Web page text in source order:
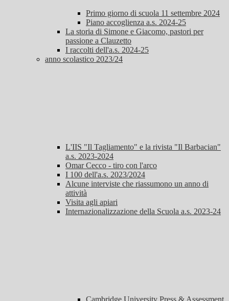
Primo giorno di scuola 11 settembre 2024
Piano accoglienza a.s. 2024-25
La storia di Simone e Giacomo, pastori per
passione a Clauzetto
I raccolti dell'a.s. 2024-25
anno scolastico 2023/24
L'IIS "Il Tagliamento" e la rivista "Il Barbacian"
a.s. 2023-2024
Omar Cecco - tiro con l'arco
I 100 dell'a.s. 2023/2024
Alcune interviste che riassumono un anno di
attività
Visita agli apiari
Internazionalizzazione della Scuola a.s. 2023-24